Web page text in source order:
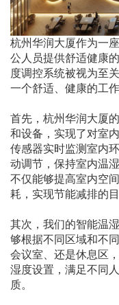
杭州华润大厦作为一
公人员提供舒适健康
度调控系统被视为至
一个舒适、健康的工
首先，杭州华润大厦
和设备，实现了对室
传感器实时监测室内
动调节，保持室内温
不仅能够提高室内空
耗，实现节能减排的目
其次，我们的智能温
够根据不同区域和不
会议室、还是休息区
湿度设置，满足不同
质。